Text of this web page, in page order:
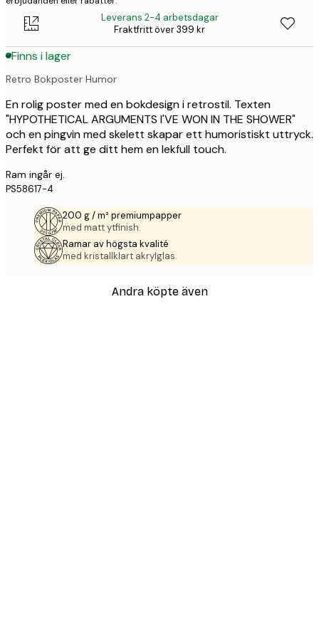
Leverans 2-4 arbetsdagar
Fraktfritt över 399 kr
Finns i lager
Retro Bokposter Humor
En rolig poster med en bokdesign i retrostil. Texten
"HYPOTHETICAL ARGUMENTS I'VE WON IN THE SHOWER"
och en pingvin med skelett skapar ett humoristiskt uttryck.
Perfekt för att ge ditt hem en lekfull touch.
Ram ingår ej.
PS58617-4
200 g / m² premiumpapper
med matt ytfinish.
Ramar av högsta kvalité
med kristallklart akrylglas.
Andra köpte även